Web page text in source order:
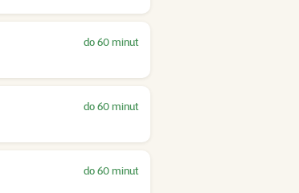
do 60 minut
do 60 minut
do 60 minut